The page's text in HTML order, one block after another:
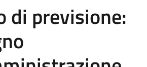
di previsione: